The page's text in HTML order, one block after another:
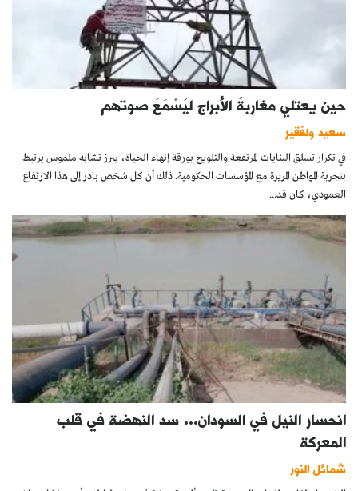
حين يعتلي مغاربةٌ الأبراج ليُسْمَعَ صوتهم
سعيد ولفقير
في تكرار تسلق البنايات المرتفعة والتلويح بورقة إنهاء الحياة، يبرز تشابه ملموس يرتبط
بتجربة المواطن المريرة مع المؤسسات الحكومية. ذلك أن كل شخص بادر إلى هذا الارتفاع
العمودي، كان قد...
انحسار النيل في السودان… سد النهضة في قلب
المعركة
شمائل النور